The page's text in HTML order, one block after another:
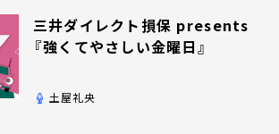
三井ダイレクト損保 presents
『強くてやさしい金曜日』
土屋礼央